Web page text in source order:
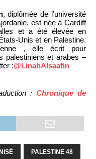
, diplômée de l’université
est née à Cardiff
et a été élevée en
Unis et en Palestine.
, elle écrit pour
palestiniens et arabes –
:@LinahAlsaafin
: Chronique de
PALESTINE 48